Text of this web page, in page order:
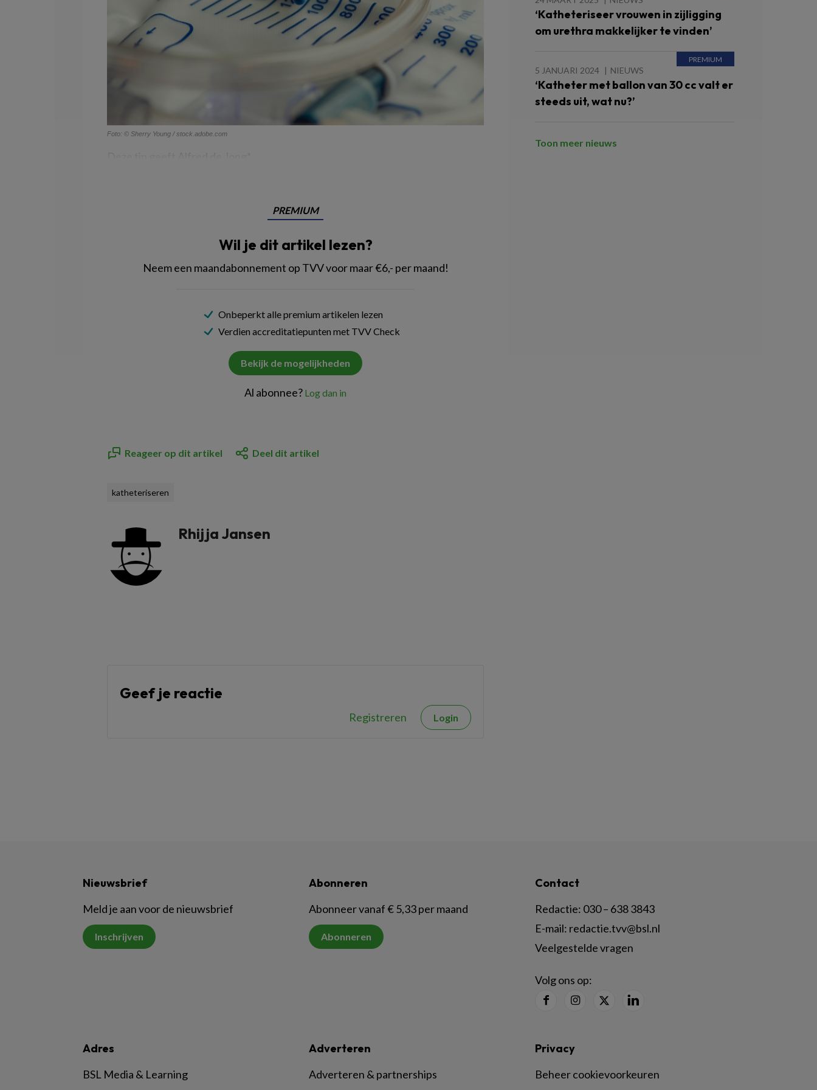
Foto: © Sherry Young / stock.adobe.com
PREMIUM
Wil je dit artikel lezen?
Neem een maandabonnement op TVV voor maar €6,- per maand!
Onbeperkt alle premium artikelen lezen
Verdien accreditatiepunten met TVV Check
Bekijk de mogelijkheden
Al abonnee? Log dan in
Reageer op dit artikel Deel dit artikel
katheteriseren
Rhijja Jansen
Geef je reactie
Registreren Login
‘Katheteriseer vrouwen in zijligging
om urethra makkelijker te vinden’
5 JANUARI 2024 NIEUWS
‘Katheter met ballon van 30 cc valt er
steeds uit, wat nu?’
Toon meer nieuws
Nieuwsbrief
Meld je aan voor de nieuwsbrief
Inschrijven
Abonneren
Abonneer vanaf € 5,33 per maand
Abonneren
Contact
Redactie: 030 – 638 3843
E-mail: redactie.tvv@bsl.nl
Veelgestelde vragen
Volg ons op:
Adres
BSL Media & Learning
Adverteren
Adverteren & partnerships
Privacy
Beheer cookievoorkeuren